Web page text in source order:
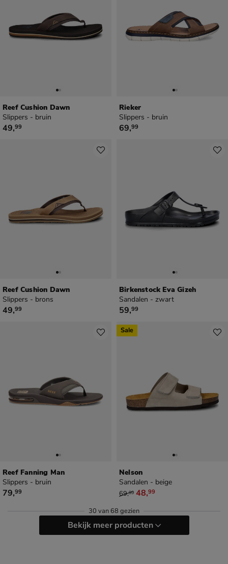
Reef Cushion Dawn
Slippers - bruin
€ 49,99
49,99
Rieker
Slippers - bruin
€ 69,99
69,99
Reef Cushion Dawn
Slippers - brons
€ 49,99
49,99
Birkenstock Eva Gizeh
Sandalen - zwart
€ 59,99
59,99
Reef Fanning Man
Slippers - bruin
€ 79,99
79,99
Nelson
Sandalen - beige
van € 69,99 voor € 48,99
69,99 48,99
Sale
30 van68 gezien
Bekijk meer producten